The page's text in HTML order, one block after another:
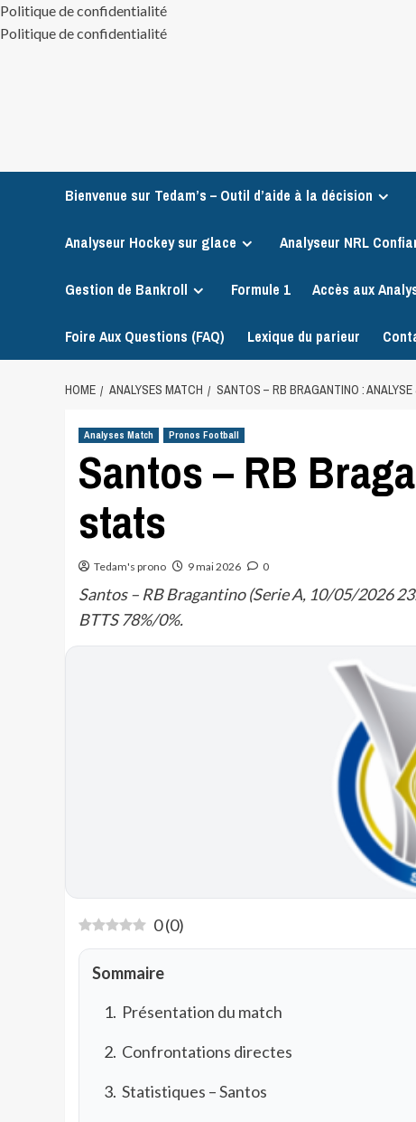
Politique de confidentialité
Politique de confidentialité
Bienvenue sur Tedam’s – Outil d’aide à la décision
Analyseur Hockey sur glace Analyseur NRL
Gestion de Bankroll Formule 1 Accès aux
Foire Aux Questions (FAQ) Lexique du parieur
HOME ANALYSES MATCH SANTOS – RB BRAGANTINO : ANALYSE
Analyses Match Pronos Football
Santos – RB
stats
Tedam's prono 9 mai 2026 0
Santos – RB Bragantino (Serie A, 10/05/2026
BTTS 78%/0%.
0(0)
Sommaire
Présentation du match
Confrontations directes
Statistiques – Santos